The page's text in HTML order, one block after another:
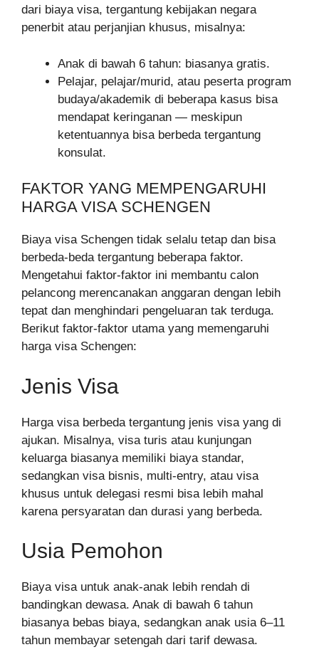
dari biaya visa, tergantung kebijakan negara
penerbit atau perjanjian khusus, misalnya:
Anak di bawah 6 tahun: biasanya gratis.
Pelajar, pelajar/murid, atau peserta program
budaya/akademik di beberapa kasus bisa
mendapat keringanan — meskipun
ketentuannya bisa berbeda tergantung
konsulat.
FAKTOR YANG MEMPENGARUHI
HARGA VISA SCHENGEN
Biaya visa Schengen tidak selalu tetap dan bisa
berbeda-beda tergantung beberapa faktor.
Mengetahui faktor-faktor ini membantu calon
pelancong merencanakan anggaran dengan lebih
tepat dan menghindari pengeluaran tak terduga.
Berikut faktor-faktor utama yang memengaruhi
harga visa Schengen:
Jenis Visa
Harga visa berbeda tergantung jenis visa yang di
ajukan. Misalnya, visa turis atau kunjungan
keluarga biasanya memiliki biaya standar,
sedangkan visa bisnis, multi-entry, atau visa
khusus untuk delegasi resmi bisa lebih mahal
karena persyaratan dan durasi yang berbeda.
Usia Pemohon
Biaya visa untuk anak-anak lebih rendah di
bandingkan dewasa. Anak di bawah 6 tahun
biasanya bebas biaya, sedangkan anak usia 6–11
tahun membayar setengah dari tarif dewasa.